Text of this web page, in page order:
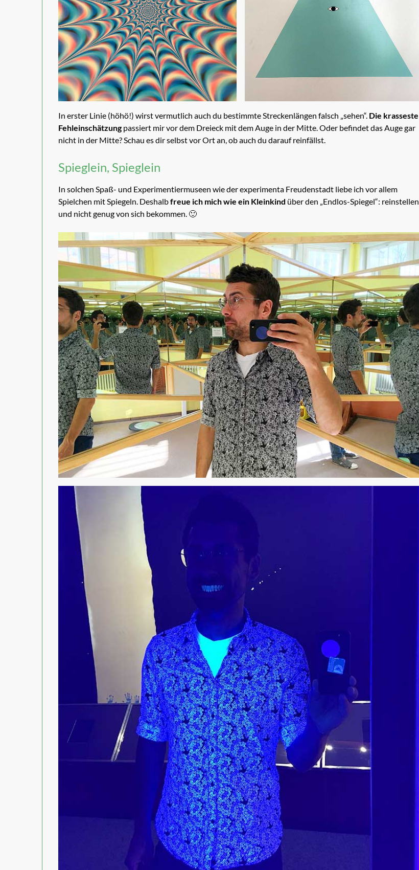
In erster Linie (höhö!) wirst vermutlich auch du bestimmte Streckenlängen falsch „sehen“. Die krasseste
Fehleinschätzungpassiert mir vor dem Dreieck mit dem Auge in der Mitte. Oder befindet das Auge gar
nicht in der Mitte? Schau es dir selbst vor Ort an, ob auch du darauf reinfällst.
Spieglein, Spieglein
In solchen Spaß- und Experimentiermuseen wie der experimenta Freudenstadt liebe ich vor allem
Spielchen mit Spiegeln. Deshalbfreue ich mich wie ein Kleinkind über den „Endlos-Spiegel“: reinstellen
und nicht genug von sich bekommen. 🙂